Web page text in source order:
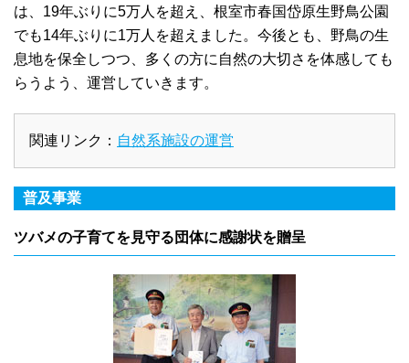
は、19年ぶりに5万人を超え、根室市春国岱原生野鳥公園
でも14年ぶりに1万人を超えました。今後とも、野鳥の生
息地を保全しつつ、多くの方に自然の大切さを体感しても
らうよう、運営していきます。
関連リンク： 自然系施設の運営
普及事業
ツバメの子育てを見守る団体に感謝状を贈呈